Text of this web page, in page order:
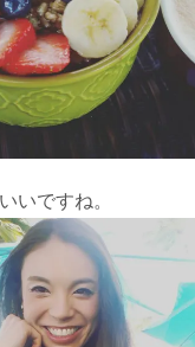
いですね。